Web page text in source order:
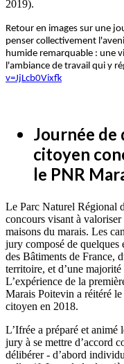
2019).
Retour en images sur une
penser collectivement
humide remarquable : une
l'ambiance de travail qui y
v=JjLcb0Vixfk
Journée
citoyen
le PNR
Le Parc Naturel Régional
concours visant à
maisons du marais. Les
jury composé de quelques
des Bâtiments de France,
territoire, et d’une
L’expérience de la
Marais Poitevin a réitéré
citoyen en 2018.
L’Ifrée a préparé et animé
jury à se mettre d’accord
délibérer - d’abord